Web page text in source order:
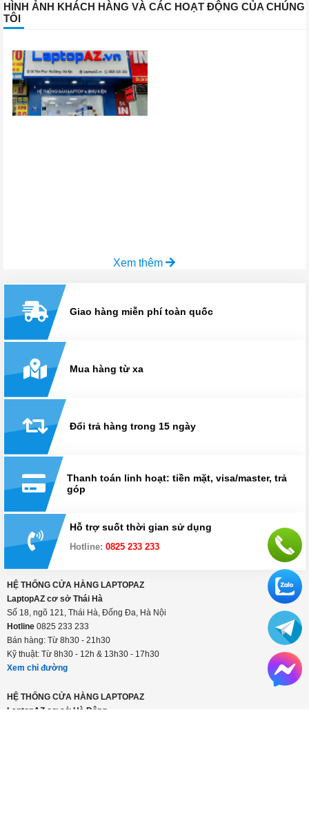
HÌNH ẢNH KHÁCH HÀNG VÀ CÁC HOẠT ĐỘNG CỦA CHÚNG
TÔI
Xem thêm
Giao hàng miễn phí toàn quốc
Mua hàng từ xa
Đổi trả hàng trong 15 ngày
Thanh toán linh hoạt: tiền mặt, visa/master, trả
góp
Hỗ trợ suốt thời gian sử dụng
Hotline: 0825 233 233
HỆ THỐNG CỬA HÀNG LAPTOPAZ
LaptopAZ cơ sở Thái Hà
Số 18, ngõ 121, Thái Hà, Đống Đa, Hà Nội
Hotline 0825 233 233
Bán hàng: Từ 8h30 - 21h30
Kỹ thuật: Từ 8h30 - 12h & 13h30 - 17h30
Xem chỉ đường
HỆ THỐNG CỬA HÀNG LAPTOPAZ
LaptopAZ cơ sở Hà Đông